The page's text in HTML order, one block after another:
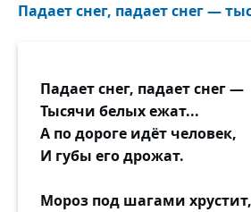
Падает снег, падает снег —
Падает снег, падает снег —
Тысячи белых ежат...
А по дороге идёт человек,
И губы его дрожат.
Мороз под шагами